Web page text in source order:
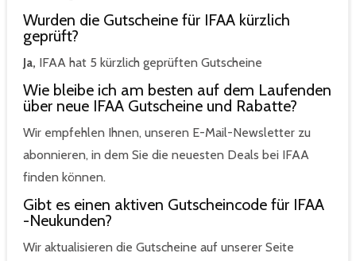
Wurden die Gutscheine für IFAA kürzlich
geprüft?
Ja, IFAA hat 5 kürzlich geprüften Gutscheine
Wie bleibe ich am besten auf dem Laufenden
über neue IFAA Gutscheine und Rabatte?
Wir empfehlen Ihnen, unseren E-Mail-Newsletter zu
abonnieren, in dem Sie die neuesten Deals bei IFAA
finden können.
Gibt es einen aktiven Gutscheincode für IFAA
-Neukunden?
Wir aktualisieren die Gutscheine auf unserer Seite